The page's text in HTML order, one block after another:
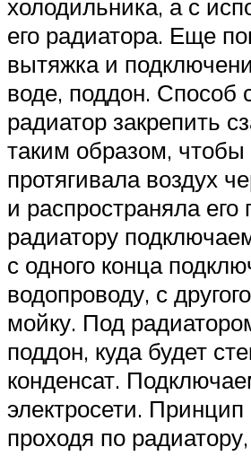
холодильника, а с
его радиатора. Еще
вытяжка и
воде, поддон. Способ
радиатор закрепить
таким образом,
протягивала воздух
и распространяла его
радиатору
с одного конца
водопроводу, с
мойку. Под
поддон, куда будет
конденсат.
электросети.
проходя по